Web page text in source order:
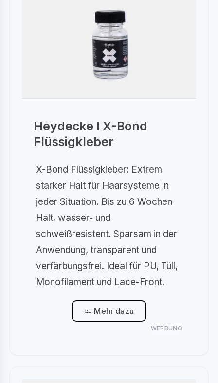
Heydecke I X-Bond
Flüssigkleber
X-Bond Flüssigkleber: Extrem
starker Halt für Haarsysteme in
jeder Situation. Bis zu 6 Wochen
Halt, wasser- und
schweißresistent. Sparsam in der
Anwendung, transparent und
verfärbungsfrei. Ideal für PU, Tüll,
Monofilament und Lace-Front.
Mehr dazu
WERBUNG